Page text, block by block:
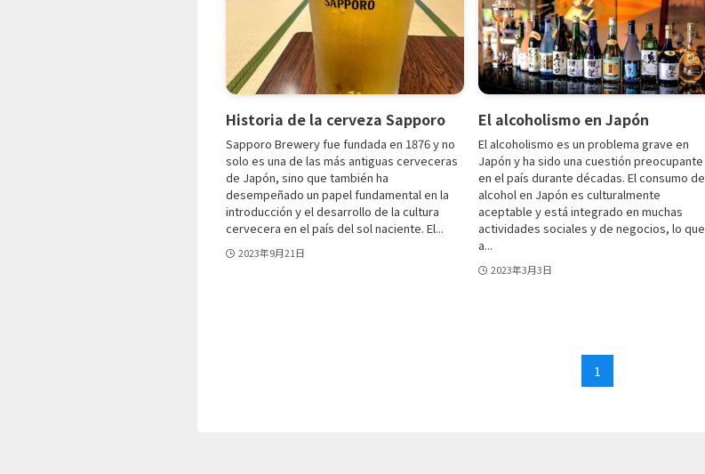
Historia de la cerveza Sapporo
Sapporo Brewery fue fundada en 1876 y no
solo es una de las más antiguas cerveceras
de Japón, sino que también ha
desempeñado un papel fundamental en la
introducción y el desarrollo de la cultura
cervecera en el país del sol naciente. El...
2023年9月21日
El alcoholismo en Japón
El alcoholismo es un problema grave en
Japón y ha sido una cuestión preocupante
en el país durante décadas. El consumo de
alcohol en Japón es culturalmente
aceptable y está integrado en muchas
actividades sociales y de negocios, lo que
a...
2023年3月3日
1